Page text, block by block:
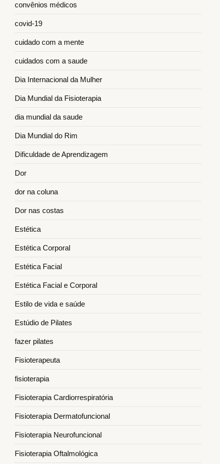
convênios médicos
covid-19
cuidado com a mente
cuidados com a saude
Dia Internacional da Mulher
Dia Mundial da Fisioterapia
dia mundial da saude
Dia Mundial do Rim
Dificuldade de Aprendizagem
Dor
dor na coluna
Dor nas costas
Estética
Estética Corporal
Estética Facial
Estética Facial e Corporal
Estilo de vida e saúde
Estúdio de Pilates
fazer pilates
Fisioterapeuta
fisioterapia
Fisioterapia Cardiorrespiratória
Fisioterapia Dermatofuncional
Fisioterapia Neurofuncional
Fisioterapia Oftalmológica